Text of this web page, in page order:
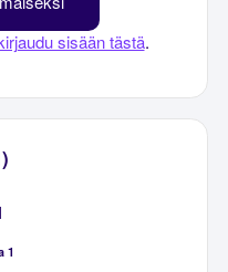
sisään tästä.
1